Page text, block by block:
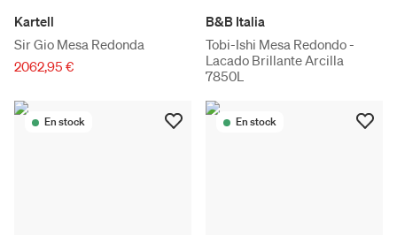
Kartell
Sir Gio Mesa Redonda
2062,95 €
B&B Italia
Tobi-Ishi Mesa Redondo -
Lacado Brillante Arcilla
7850L
En stock En stock